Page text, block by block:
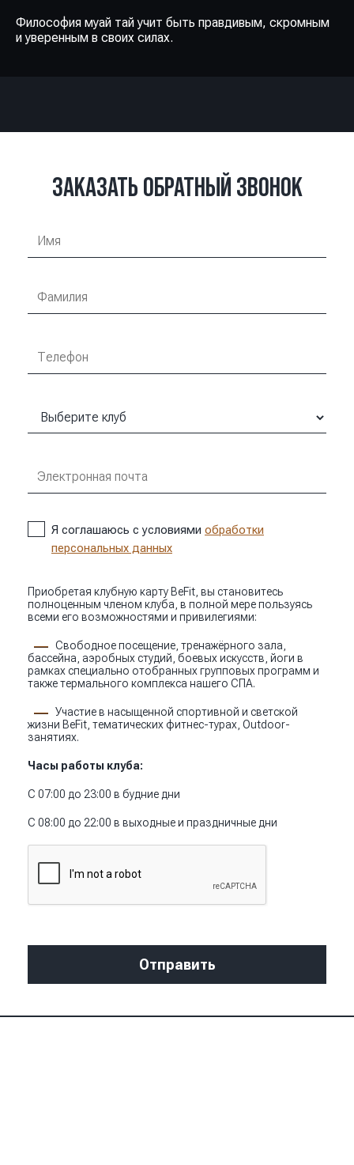
Философия муай тай учит быть правдивым, скромным
и уверенным в своих силах.
ЗАКАЗАТЬ ОБРАТНЫЙ ЗВОНОК
Я соглашаюсь с условиями обработки
персональных данных
Приобретая клубную карту BeFit, вы становитесь
полноценным членом клуба, в полной мере пользуясь
всеми его возможностями и привилегиями:
Свободное посещение, тренажёрного зала,
бассейна, аэробных студий, боевых искусств, йоги в
рамках специально отобранных групповых программ и
также термального комплекса нашего СПА.
Участие в насыщенной спортивной и светской
жизни BeFit, тематических фитнес-турах, Outdoor-
занятиях.
Часы работы клуба:
С 07:00 до 23:00 в будние дни
С 08:00 до 22:00 в выходные и праздничные дни